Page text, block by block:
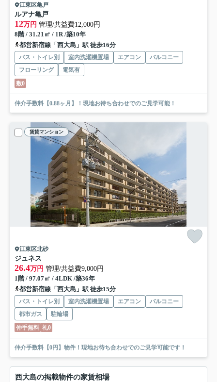
江東区亀戸
ルアナ亀戸
12万円 管理/共益費12,000円
8階 / 31.21㎡ / 1R /築10年
都営新宿線「西大島」駅 徒歩16分
バス・トイレ別 室内洗濯機置場 エアコン
バルコニー
フローリング
電気有
敷0
仲介手数料【0.88ヶ月】！現地お待ち合わせでのご見学可能！
賃貸マンション
江東区北砂
ジュネス
26.4万円 管理/共益費9,000円
1階 / 97.07㎡ / 4LDK /築36年
都営新宿線「西大島」駅 徒歩15分
バス・トイレ別 室内洗濯機置場 エアコン
バルコニー
都市ガス
駐輪場
仲手無料 礼0
仲介手数料【0円】物件！現地お待ち合わせでのご見学可能です！
西大島の掲載物件の家賃相場